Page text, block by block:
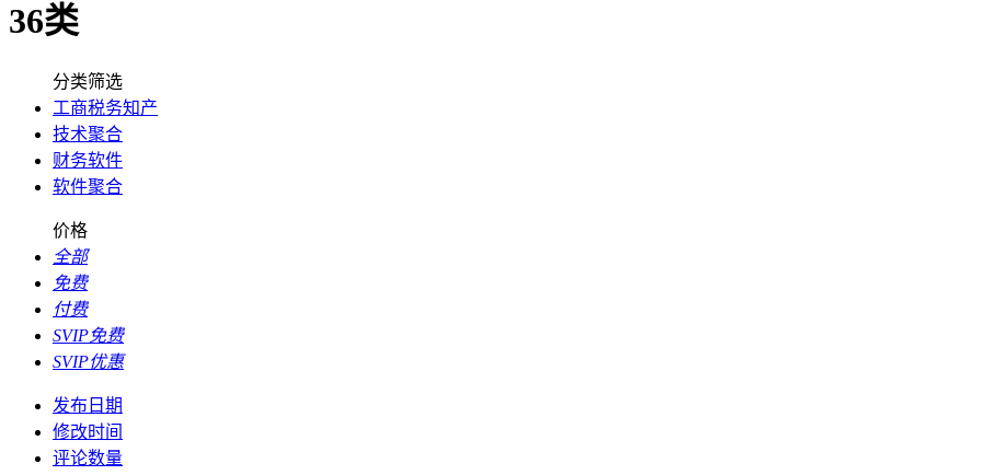
36类
分类筛选
工商税务知产
技术聚合
财务软件
软件聚合
价格
全部
免费
付费
SVIP免费
SVIP优惠
发布日期
修改时间
评论数量